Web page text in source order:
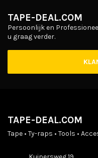
TAPE-DEAL.COM
Persoonlijk en
u graag verder.
TAPE-DEAL.COM
Tape • Ty-raps • Tools •